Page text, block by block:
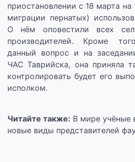
приостановлении с 18 марта
миграции пернатых)
О нём оповестили всех
производителей. Кроме
данный вопрос и на
ЧАС Таврийска, она приняла
контролировать будет его
исполком.
Читайте также: В мире учёные
новые виды представителей